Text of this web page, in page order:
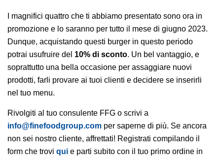
I magnifici quattro che ti abbiamo presentato sono ora in
promozione e lo saranno per tutto il mese di giugno 2023.
Dunque, acquistando questi burger in questo periodo
potrai usufruire del 10% di sconto. Un bel vantaggio, e
soprattutto una bella occasione per assaggiare nuovi
prodotti, farli provare ai tuoi clienti e decidere se inserirli
nel tuo menu.
Rivolgiti al tuo consulente FFG o scrivi a
info@finefoodgroup.com per saperne di più. Se ancora
non sei nostro cliente, affrettati! Registrati compilando il
form che trovi qui e parti subito con il tuo primo ordine in